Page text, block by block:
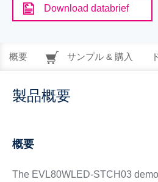
Download databrief
概要 サンプル & 購入
製品概要
概要
The EVL80WLED-STCH03